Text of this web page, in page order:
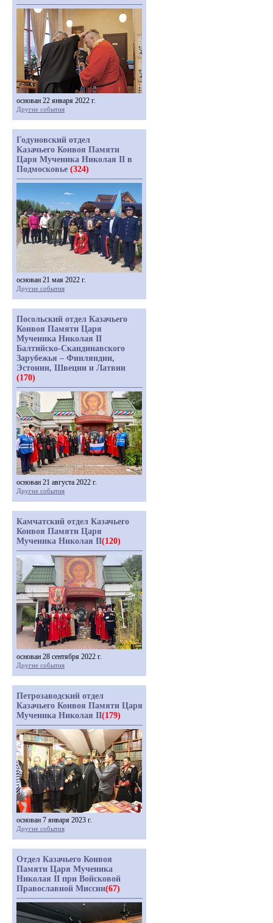
основан 22 января 2022 г.
Другие события
Годуновский отдел
Казачьего Конвоя Памяти
Царя Мученика Николая II в
Подмосковье (324)
основан 21 мая 2022 г.
Другие события
Посольский отдел Казачьего
Конвоя Памяти Царя
Мученика Николая II
Балтийско-Скандинавского
Зарубежья – Финляндии,
Эстонии, Швеции и Латвии
(170)
основан 21 августа 2022 г.
Другие события
Камчатский отдел Казачьего
Конвоя Памяти Царя
Мученика Николая II(120)
основан 28 сентября 2022 г.
Другие события
Петрозаводский отдел
Казачьего Конвоя Памяти Царя
Мученика Николая II(179)
основан 7 января 2023 г.
Другие события
Отдел Казачьего Конвоя
Памяти Царя Мученика
Николая II при Войсковой
Православной Миссии(67)